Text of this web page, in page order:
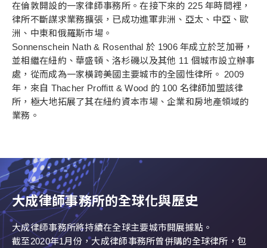
在倫敦開設的一家律師事務所。在接下來的 225 年時間裡，
律所不斷謀求業務擴張，已成功進軍非洲、亞太、中亞、歐
洲、中東和俄羅斯市場。
Sonnenschein Nath & Rosenthal 於 1906 年成立於芝加哥，
並相繼在紐約、華盛頓、洛杉磯以及其他 11 個城市設立辦事
處，從而成為一家橫跨美國主要城市的全國性律所。 2009
年，來自 Thacher Proffitt & Wood 的 100 名律師加盟該律
所，極大地拓展了其在紐約資本市場、企業和房地產領域的
業務。
大成律師事務所的全球化與歷史
大成律師事務所將持續在全球主要城市開展據點。
截至2020年1月份，大成律師事務所曾併購的全球律所，包